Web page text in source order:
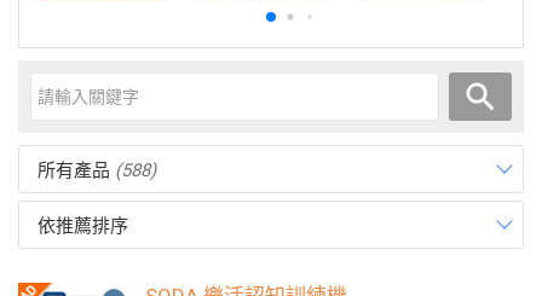
所有產品 (588)
依推薦排序